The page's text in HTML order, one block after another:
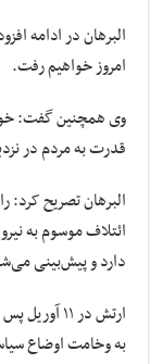
البرهان در ادامه
امروز خواهیم رفت.
وی همچنین گفت:
قدرت به مردم در
البرهان تصریح کرد:
ائتلاف موسوم به
دارد و پیش‌بینی
ارتش در
به وخامت اوضاع